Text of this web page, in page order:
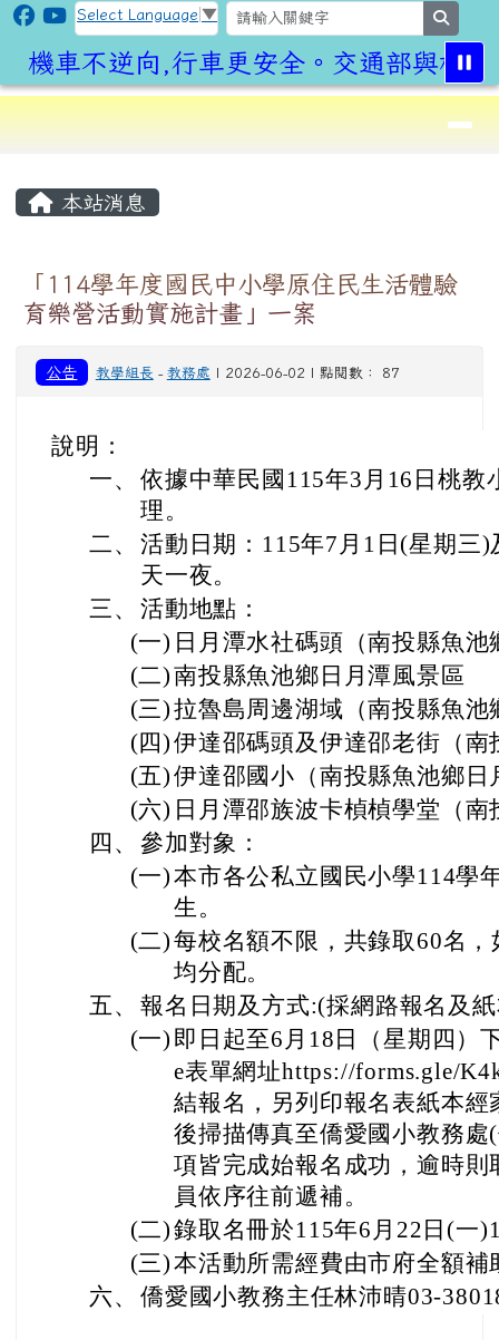
跳至主內容區
CLPS Site
Select Language ▼
機車不逆向,行車更安全。交通部與桃園
⏸
導覽列
本站消息
「114學年度國民中小學原住民生活體驗
育樂營活動實施計畫」一案
公告 教學組長 - 教務處 | 2026-06-02 | 點閱數： 87
說明：
一、 依據中華民國115年3月16日桃教
理。
二、 活動日期：115年7月1日(星期三
天一夜。
三、 活動地點：
(一) 日月潭水社碼頭（南投縣魚池
(二)南投縣魚池鄉日月潭風景區
(三)拉魯島周邊湖域（南投縣魚池
(四)伊達邵碼頭及伊達邵老街（
(五)伊達邵國小（南投縣魚池鄉日
(六) 日月潭邵族波卡楨楨學堂（
四、 參加對象：
(一)本市各公私立國民小學114學
生。
(二)每校名額不限，共錄取60名
均分配。
五、 報名日期及方式:(採網路報名及
(一) 即日起至6月18日（星期四）
e表單網址https://forms.gle/
結報名，另列印報名表紙本
後掃描傳真至僑愛國小教務
項皆完成始報名成功，逾時
員依序往前遞補。
(二)錄取名冊於115年6月22日(一
(三)本活動所需經費由市府全額
六、 僑愛國小教務主任林沛晴03-